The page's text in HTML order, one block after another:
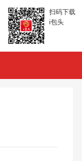
扫码下载
i包头